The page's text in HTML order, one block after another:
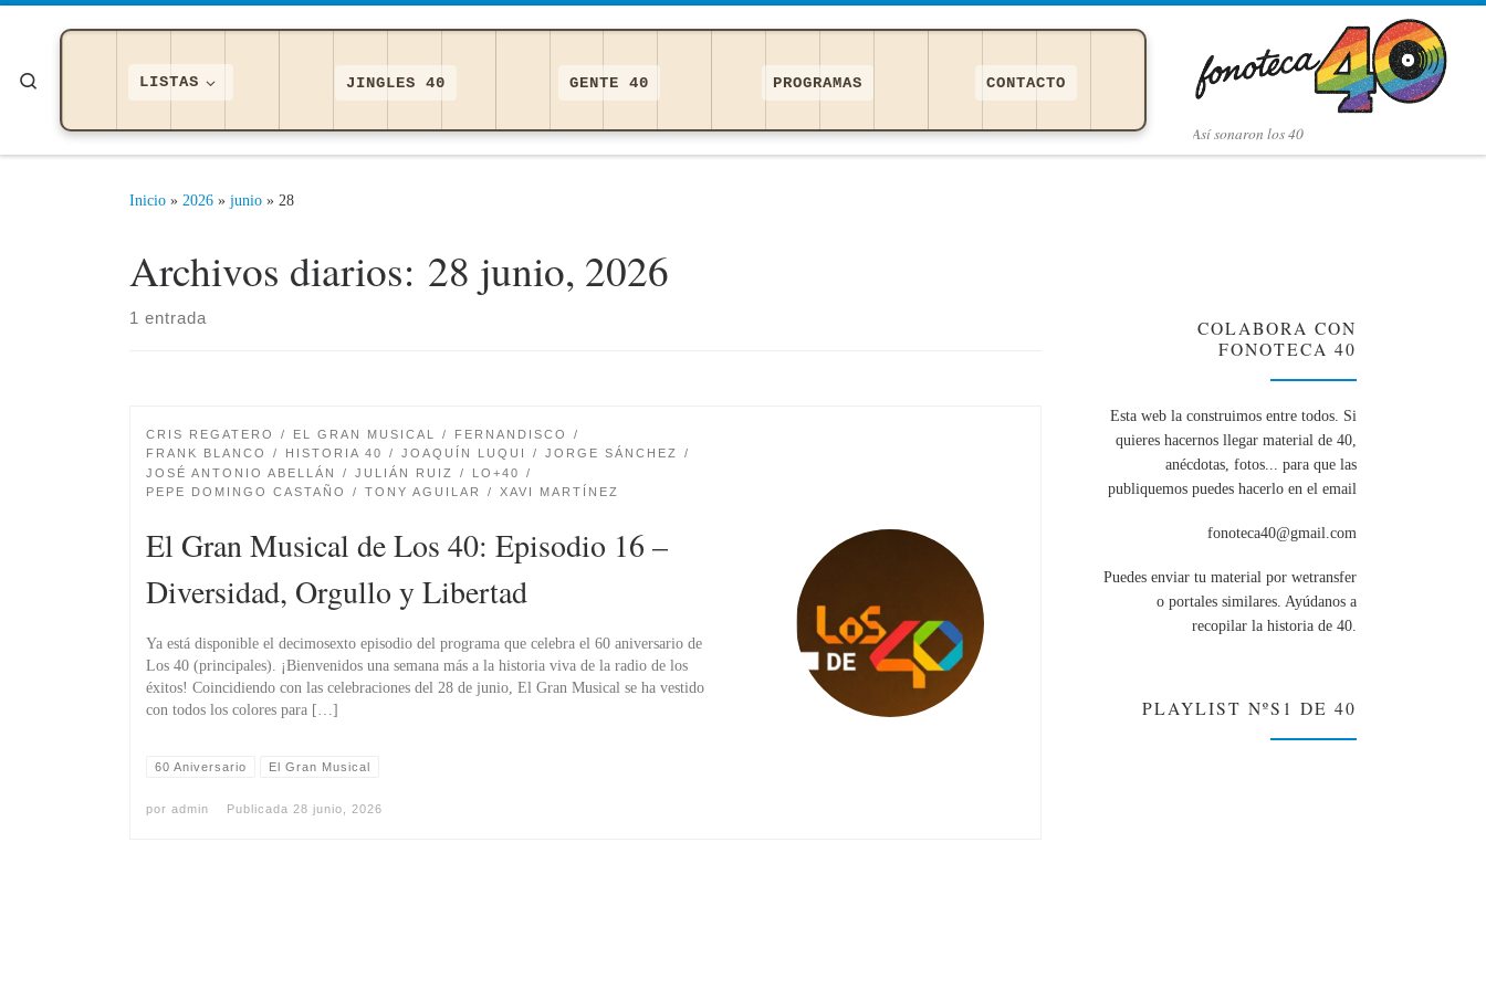
Saltar al contenido
Así­ sonaron los 40
LISTAS JINGLES 40 GENTE 40 PROGRAMAS CONTACTO
Inicio » 2026 » junio » 28
Archivos diarios: 28 junio, 2026
1 entrada
CRIS REGATERO EL GRAN MUSICAL
FERNANDISCO
FRANK BLANCO
HISTORIA 40 JOAQUÍN LUQUI
JORGE SÁNCHEZ
JOSÉ ANTONIO ABELLÁN
JULIÁN RUIZ
LO+40
PEPE DOMINGO CASTAÑO
TONY AGUILAR XAVI MARTÍNEZ
El Gran Musical de Los 40: Episodio 16 –
Diversidad, Orgullo y Libertad
Ya está disponible el decimosexto episodio del programa que celebra el 60 aniversario de
Los 40 (principales). ¡Bienvenidos una semana más a la historia viva de la radio de los
éxitos! Coincidiendo con las celebraciones del 28 de junio, El Gran Musical se ha vestido
con todos los colores para […]
60 Aniversario El Gran Musical
por admin Publicada 28 junio, 2026
COLABORA CON
FONOTECA 40
Esta web la construimos entre todos. Si
quieres hacernos llegar material de 40,
anécdotas, fotos... para que las
publiquemos puedes hacerlo en el email
fonoteca40@gmail.com
Puedes enviar tu material por wetransfer
o portales similares. Ayúdanos a
recopilar la historia de 40.
PLAYLIST NºS1 DE 40